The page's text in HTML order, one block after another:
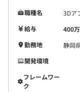
職種名
3Dア
給与
400
勤務地
静岡
開発環境
フレームワー
ク